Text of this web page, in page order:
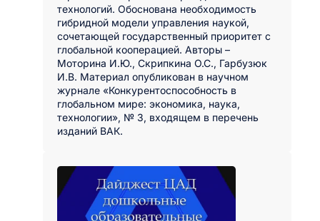
технологий. Обоснована необходимость
гибридной модели управления наукой,
сочетающей государственный приоритет с
глобальной кооперацией. Авторы –
Моторина И.Ю., Скрипкина О.С., Гарбузюк
И.В. Материал опубликован в научном
журнале «Конкурентоспособность в
глобальном мире: экономика, наука,
технологии», № 3, входящем в перечень
изданий ВАК.